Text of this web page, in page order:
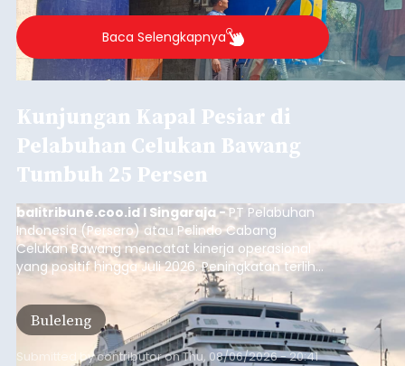
Buleleng.
Baca Selengkapnya
Kunjungan Kapal Pesiar di
Pelabuhan Celukan Bawang
Tumbuh 25 Persen
balitribune.coo.id I Singaraja -PT Pelabuhan
Indonesia (Persero) atau Pelindo Cabang
Celukan Bawang mencatat kinerja operasional
yang positif hingga Juli 2026. Peningkatan terlihat
dari arus kapal yang mencapai 1,48 juta Gross
Tonnage (GT), atau tumbuh 12,4 persen
dibandingkan periode yang sama tahun lalu
yang tercatat sebesar 1,32 juta GT.
Buleleng
Submitted bycontributoronThu, 08/06/2026 - 20:41